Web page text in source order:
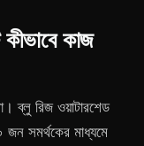
কীভাবে কাজ
ব্লু রিজ ওয়াটারশেড
জন সমর্থকের মাধ্যমে